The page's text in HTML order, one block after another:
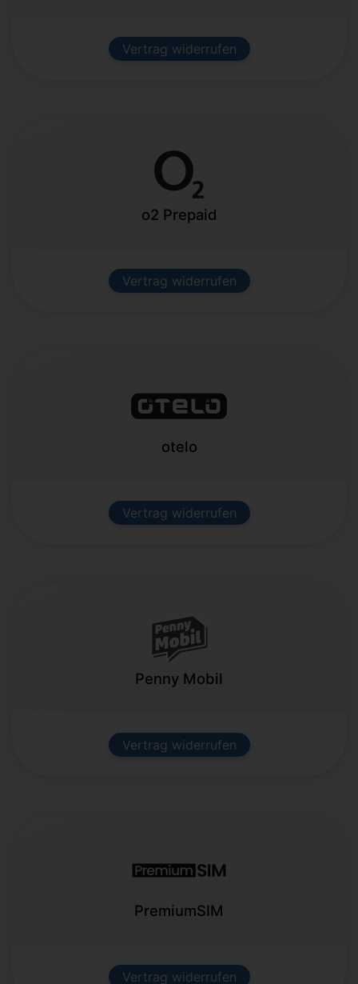
Vertrag widerrufen
o2 Prepaid
Vertrag widerrufen
otelo
Vertrag widerrufen
Penny Mobil
Vertrag widerrufen
PremiumSIM
Vertrag widerrufen